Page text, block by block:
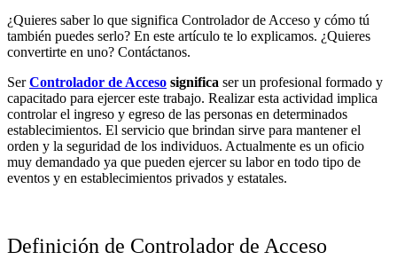
¿Quieres saber lo que significa Controlador de Acceso y cómo tú
también puedes serlo? En este artículo te lo explicamos. ¿Quieres
convertirte en uno? Contáctanos.
SerControlador de Acceso significa ser un profesional formado y
capacitado para ejercer este trabajo. Realizar esta actividad implica
controlar el ingreso y egreso de las personas en determinados
establecimientos. El servicio que brindan sirve para mantener el
orden y la seguridad de los individuos. Actualmente es un oficio
muy demandado ya que pueden ejercer su labor en todo tipo de
eventos y en establecimientos privados y estatales.
Definición de Controlador de Acceso